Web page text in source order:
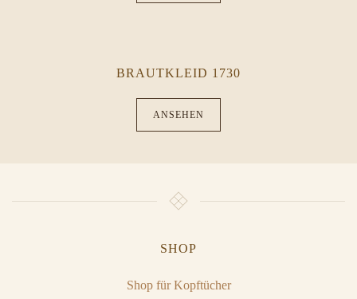
BRAUTKLEID 1730
ANSEHEN
SHOP
Shop für Kopftücher